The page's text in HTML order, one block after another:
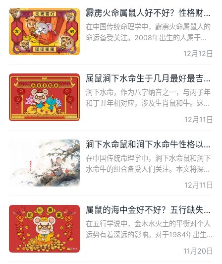
霹雳火命属鼠人好不好？性格财运事业爱情全解析
在中国传统命理学中，霹雳火命属鼠人的
命运备受关注。2008年出生的人属于戊
子年，即霹雳火命，生肖为鼠。本文将深
入探讨霹雳火命属鼠人的性格特点、财
12月12日
属鼠涧下水命生于几月最好最吉祥？
涧下水命，作为八字纳音之一，与丙子年
和丁丑年相对应，涉及生肖鼠和牛。这种
的特点。本文将深入探讨属鼠涧下水命的
12月11日
涧下水命鼠和涧下水命牛性格以及配对
在中国传统命理学中，涧下水命鼠和涧下
水命牛的组合备受人们关注。本文将深入
探讨这两种命格的特点、性格、命运走向
以及相互之间的配对关系，为对这一主题
12月11日
属鼠的海中金好不好？五行缺失与财运
在五行学说中，金木水火土的平衡对个人
运势有着深远的影响。对于1984年出生
著。本文将深入探讨属鼠海中金命的五行
11月20日